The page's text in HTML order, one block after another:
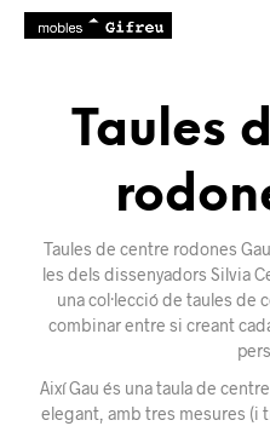
Taules
Taules de centre rodones
les dels dissenyadors Silvia
una col·lecció de taules de
combinar entre si creant
Així Gau és una taula de
elegant, amb tres mesures (i